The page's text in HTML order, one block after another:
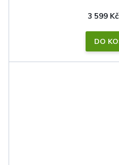
3 599 Kč
DO